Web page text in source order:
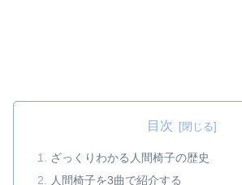
目次
ざっくりわかる人間椅子の歴史
人間椅子を3曲で紹介する